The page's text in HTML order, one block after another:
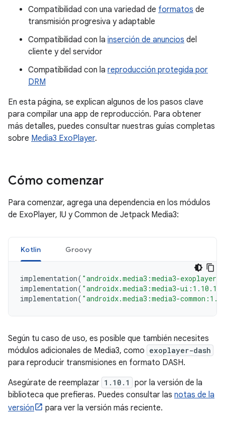
Compatibilidad con una variedad de formatos de
transmisión progresiva y adaptable
Compatibilidad con la inserción de anuncios del
cliente y del servidor
Compatibilidad con la reproducción protegida por
DRM
En esta página, se explican algunos de los pasos clave
para compilar una app de reproducción. Para obtener
más detalles, puedes consultar nuestras guías completas
sobre Media3 ExoPlayer.
Cómo comenzar
Para comenzar, agrega una dependencia en los módulos
de ExoPlayer, IU y Common de Jetpack Media3:
Kotlin Groovy
implementation( "androidx.media3:media3-
implementation( "androidx.media3:media3-ui:1.10.1"
implementation( "androidx.media3:media3-
Según tu caso de uso, es posible que también necesites
módulos adicionales de Media3, como exoplayer-dash
para reproducir transmisiones en formato DASH.
Asegúrate de reemplazar 1.10.1
por la versión de la
biblioteca que prefieras. Puedes consultar las notas de la
versión
para ver la versión más reciente.